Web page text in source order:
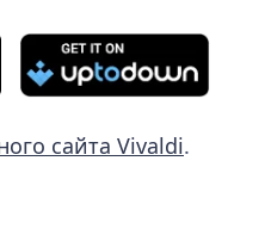
сайта Vivaldi.